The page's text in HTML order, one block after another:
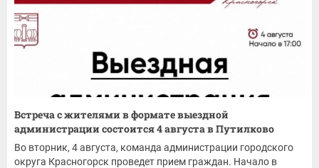
Встреча с жителями в формате выездной
администрации состоится 4 августа в Путилково
Во вторник, 4 августа, команда администрации городского
округа Красногорск проведет прием граждан. Начало в